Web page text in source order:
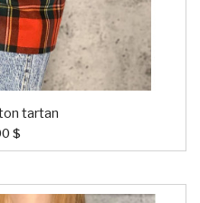
tartan
$